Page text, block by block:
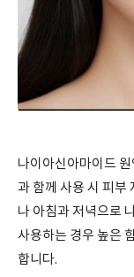
나이아신아마이드
과 함께 사용 시 피부
나 아침과 저녁으로
사용하는 경우 높은
합니다.